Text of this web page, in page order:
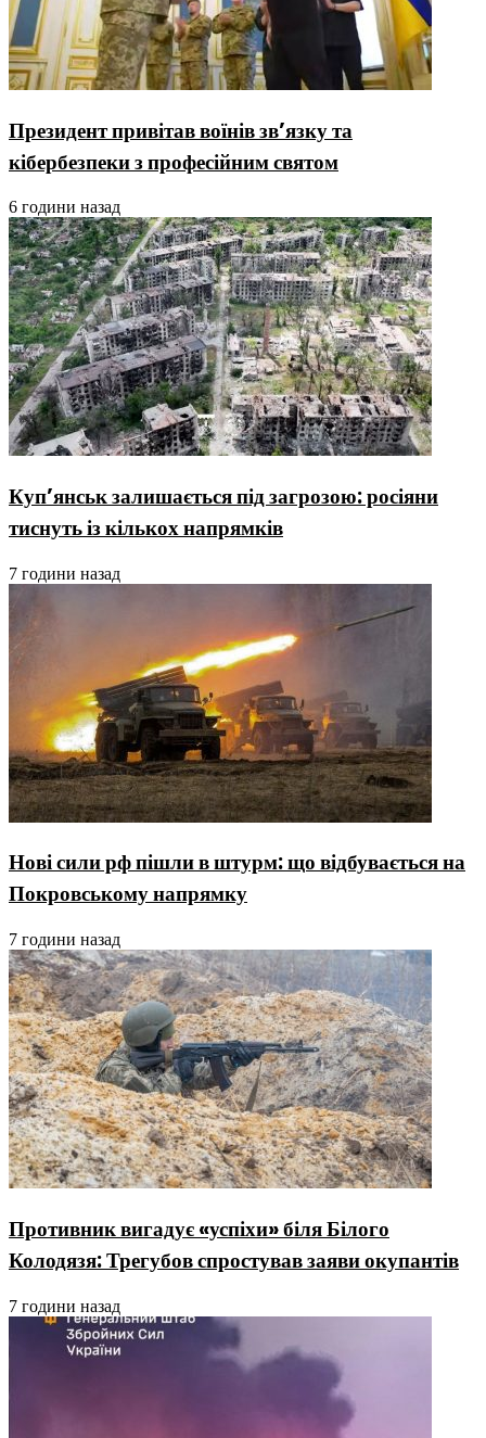
Президент привітав воїнів зв’язку та
кібербезпеки з професійним святом
6 години назад
Куп’янськ залишається під загрозою: росіяни
тиснуть із кількох напрямків
7 години назад
Нові сили рф пішли в штурм: що відбувається на
Покровському напрямку
7 години назад
Противник вигадує «успіхи» біля Білого
Колодязя: Трегубов спростував заяви окупантів
7 години назад